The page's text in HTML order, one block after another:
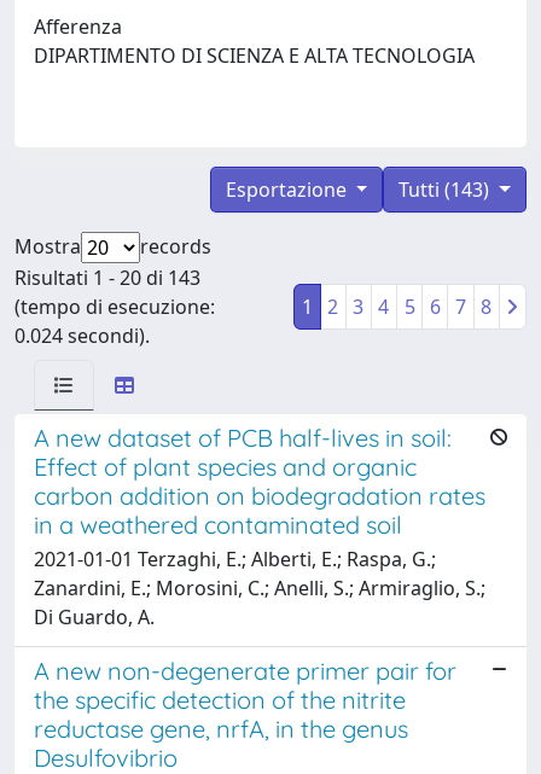
Afferenza
DIPARTIMENTO DI SCIENZA E ALTA TECNOLOGIA
Tutti (143)
Esportazione
Mostra
records
Risultati 1 - 20 di 143
(tempo di esecuzione:
0.024 secondi).
1 2 3 4 5 6 7 8
A new dataset of PCB half-lives in soil:
Effect of plant species and organic
carbon addition on biodegradation rates
in a weathered contaminated soil
2021-01-01 Terzaghi, E.; Alberti, E.; Raspa, G.;
Zanardini, E.; Morosini, C.; Anelli, S.; Armiraglio, S.;
Di Guardo, A.
A new non-degenerate primer pair for
the specific detection of the nitrite
reductase gene, nrfA, in the genus
Desulfovibrio